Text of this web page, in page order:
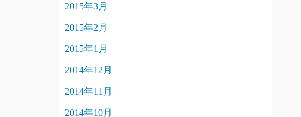
2015年3月
2015年2月
2015年1月
2014年12月
2014年11月
2014年10月